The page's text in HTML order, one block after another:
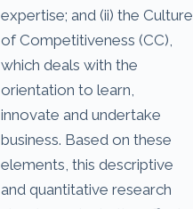
expertise; and (ii) the Culture
of Competitiveness (CC),
which deals with the
orientation to learn,
innovate and undertake
business. Based on these
elements, this descriptive
and quantitative research